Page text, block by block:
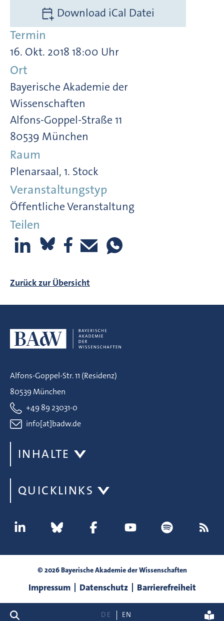
Suche DE EN
Download iCal Datei
Termin
16. Okt. 2018 18:00 Uhr
Ort
Bayerische Akademie der
Wissenschaften
Alfons-Goppel-Straße 11
80539 München
Raum
Plenarsaal, 1. Stock
Veranstaltungstyp
Öffentliche Veranstaltung
Teilen
Zurück zur Übersicht
Alfons-Goppel-Str. 11 (Residenz)
80539 München
+49 89 23031-0
info[at]badw.de
INHALTE
QUICKLINKS
© 2026 Bayerische Akademie der Wissenschaften
Impressum Datenschutz Barrierefreiheit